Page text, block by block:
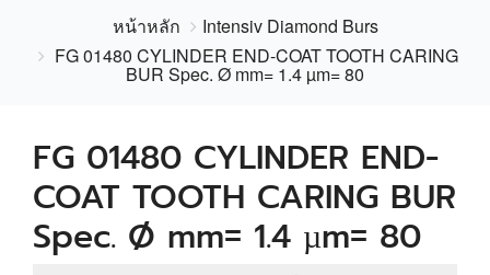
หน้าหลัก
Intensiv Diamond Burs
FG 01480 CYLINDER END-COAT TOOTH CARING
BUR Spec. Ø mm= 1.4 µm= 80
FG 01480 CYLINDER END-
COAT TOOTH CARING BUR
Spec. Ø mm= 1.4 µm= 80